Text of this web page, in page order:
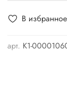
В избранное
арт. K1-